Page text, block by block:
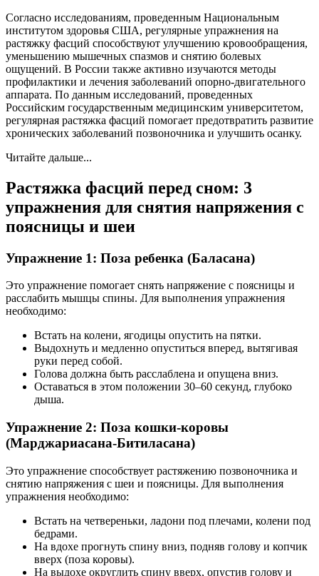
Согласно исследованиям, проведенным Национальным
институтом здоровья США, регулярные упражнения на
растяжку фасций способствуют улучшению кровообращения,
уменьшению мышечных спазмов и снятию болевых
ощущений. В России также активно изучаются методы
профилактики и лечения заболеваний опорно-двигательного
аппарата. По данным исследований, проведенных
Российским государственным медицинским университетом,
регулярная растяжка фасций помогает предотвратить развитие
хронических заболеваний позвоночника и улучшить осанку.
Читайте дальше...
Растяжка фасций перед сном: 3
упражнения для снятия напряжения с
поясницы и шеи
Упражнение 1: Поза ребенка (Баласана)
Это упражнение помогает снять напряжение с поясницы и
расслабить мышцы спины. Для выполнения упражнения
необходимо:
Встать на колени, ягодицы опустить на пятки.
Выдохнуть и медленно опуститься вперед, вытягивая
руки перед собой.
Голова должна быть расслаблена и опущена вниз.
Оставаться в этом положении 30–60 секунд, глубоко
дыша.
Упражнение 2: Поза кошки-коровы
(Марджариасана-Битиласана)
Это упражнение способствует растяжению позвоночника и
снятию напряжения с шеи и поясницы. Для выполнения
упражнения необходимо:
Встать на четвереньки, ладони под плечами, колени под
бедрами.
На вдохе прогнуть спину вниз, подняв голову и копчик
вверх (поза коровы).
На выдохе округлить спину вверх, опустив голову и